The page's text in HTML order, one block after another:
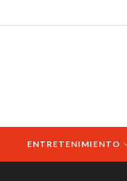
ENTRETENIMIENTO